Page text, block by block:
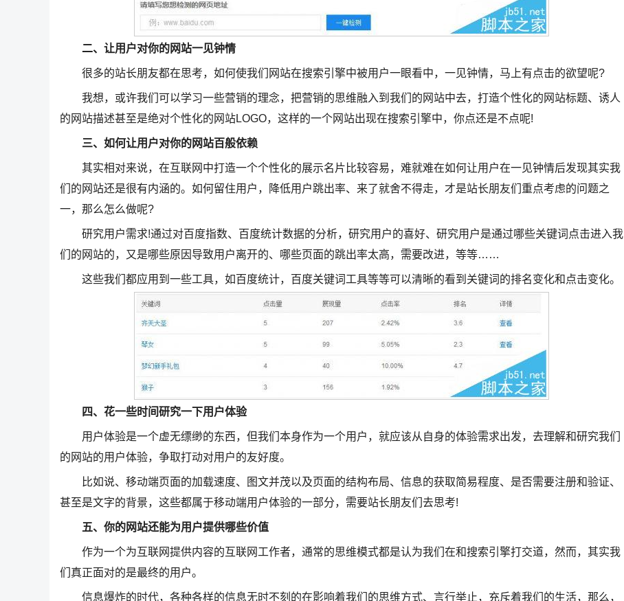
二、让用户对你的网站一见钟情
很多的站长朋友都在思考，如何使我们网站在搜索引擎中被用户一眼看中，一见钟情，马上有点击的欲望呢?
我想，或许我们可以学习一些营销的理念，把营销的思维融入到我们的网站中去，打造个性化的网站标题、诱人
的网站描述甚至是绝对个性化的网站LOGO，这样的一个网站出现在搜索引擎中，你点还是不点呢!
三、如何让用户对你的网站百般依赖
其实相对来说，在互联网中打造一个个性化的展示名片比较容易，难就难在如何让用户在一见钟情后发现其实我
们的网站还是很有内涵的。如何留住用户，降低用户跳出率、来了就舍不得走，才是站长朋友们重点考虑的问题之
一，那么怎么做呢?
研究用户需求!通过对百度指数、百度统计数据的分析，研究用户的喜好、研究用户是通过哪些关键词点击进入我
们的网站的，又是哪些原因导致用户离开的、哪些页面的跳出率太高，需要改进，等等……
这些我们都应用到一些工具，如百度统计，百度关键词工具等等可以清晰的看到关键词的排名变化和点击变化。
四、花一些时间研究一下用户体验
用户体验是一个虚无缥缈的东西，但我们本身作为一个用户，就应该从自身的体验需求出发，去理解和研究我们
的网站的用户体验，争取打动对用户的友好度。
比如说、移动端页面的加载速度、图文并茂以及页面的结构布局、信息的获取简易程度、是否需要注册和验证、
甚至是文字的背景，这些都属于移动端用户体验的一部分，需要站长朋友们去思考!
五、你的网站还能为用户提供哪些价值
作为一个为互联网提供内容的互联网工作者，通常的思维模式都是认为我们在和搜索引擎打交道，然而，其实我
们真正面对的是最终的用户。
信息爆炸的时代，各种各样的信息无时不刻的在影响着我们的思维方式、言行举止，充斥着我们的生活，那么，